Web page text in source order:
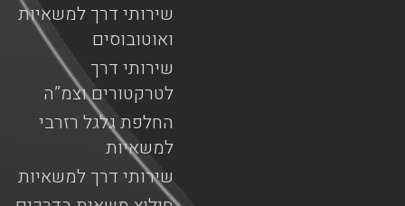
שירותי דרך למשאיות
ואוטובוסים
שירותי דרך
לטרקטורים וצמ”ה
החלפת גלגל רזרבי
למשאיות
שירותי דרך למשאיות